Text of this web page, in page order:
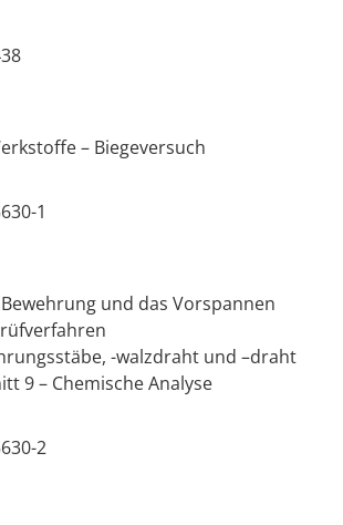
– Biegeversuch
1
und das Vorspannen
-walzdraht und –draht
9 – Chemische Analyse
2